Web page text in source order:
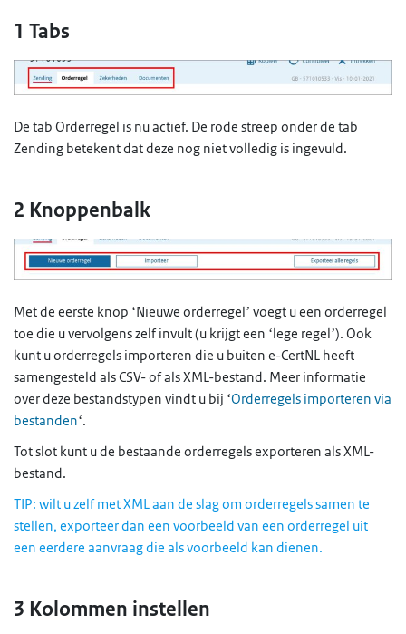
1 Tabs
De tab Orderregel is nu actief. De rode streep onder de tab
Zending betekent dat deze nog niet volledig is ingevuld.
2 Knoppenbalk
Met de eerste knop ‘Nieuwe orderregel’ voegt u een orderregel
toe die u vervolgens zelf invult (u krijgt een ‘lege regel’). Ook
kunt u orderregels importeren die u buiten e-CertNL heeft
samengesteld als CSV- of als XML-bestand. Meer informatie
over deze bestandstypen vindt u bij ‘Orderregels importeren via
bestanden‘.
Tot slot kunt u de bestaande orderregels exporteren als XML-
bestand.
TIP: wilt u zelf met XML aan de slag om orderregels samen te
stellen, exporteer dan een voorbeeld van een orderregel uit
een eerdere aanvraag die als voorbeeld kan dienen.
3 Kolommen instellen